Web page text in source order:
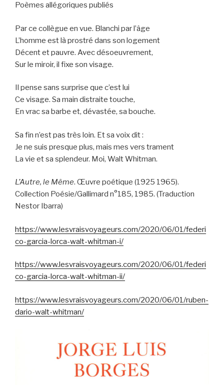
Poèmes allégoriques publiés
Par ce collègue en vue. Blanchi par l’âge
L’homme est là prostré dans son logement
Décent et pauvre. Avec désoeuvrement,
Sur le miroir, il fixe son visage.
Il pense sans surprise que c’est lui
Ce visage. Sa main distraite touche,
En vrac sa barbe et, dévastée, sa bouche.
Sa fin n’est pas très loin. Et sa voix dit :
Je ne suis presque plus, mais mes vers trament
La vie et sa splendeur. Moi, Walt Whitman.
L’Autre, le Même. Œuvre poétique (1925 1965).
Collection Poésie/Gallimard n°185, 1985. (Traduction
Nestor Ibarra)
https://www.lesvraisvoyageurs.com/2020/06/01/federi
co-garcia-lorca-walt-whitman-i/
https://www.lesvraisvoyageurs.com/2020/06/01/federi
co-garcia-lorca-walt-whitman-ii/
https://www.lesvraisvoyageurs.com/2020/06/01/ruben-
dario-walt-whitman/